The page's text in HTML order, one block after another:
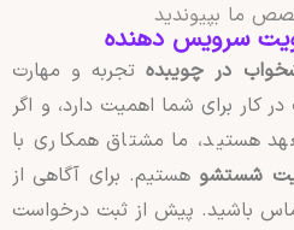
ما بپیوندید
سرویس دهنده
در چویبدهتجربه و مهارت
کار برای شما اهمیت دارد، و اگر
هستید، ما مشتاق همکاری با
شستشوهستیم. برای آگاهی از
باشید. پیش از ثبت درخواست